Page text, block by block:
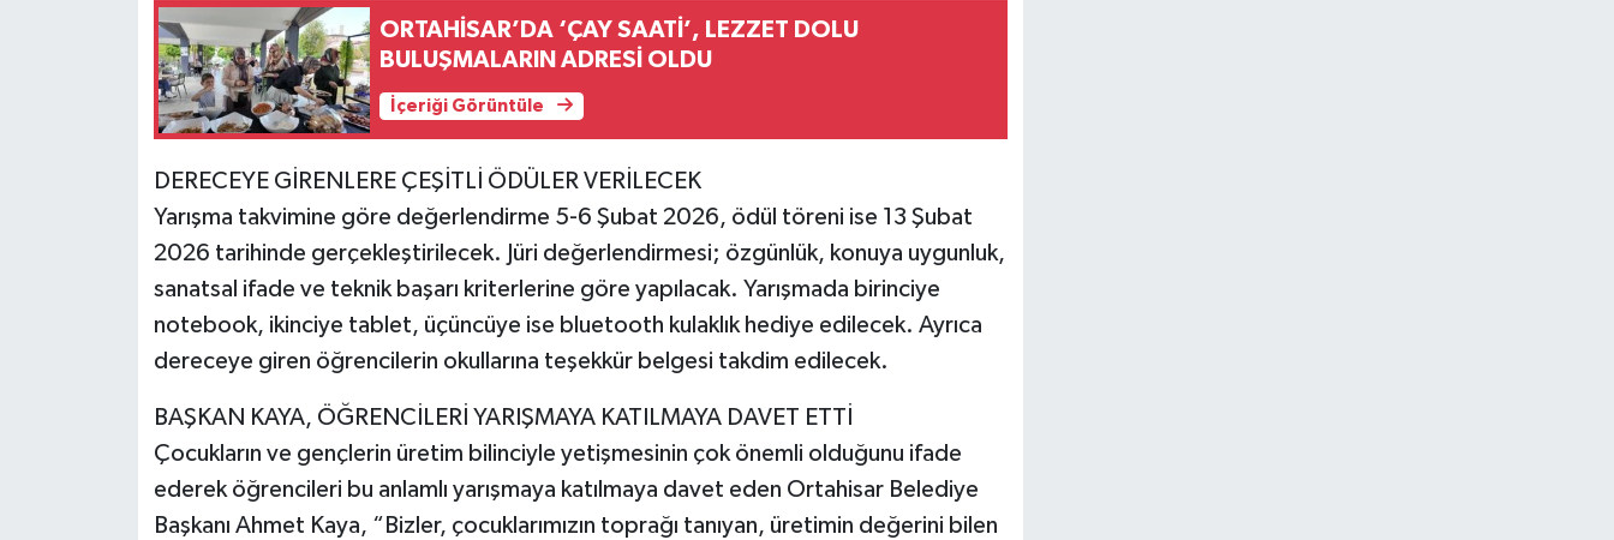
ORTAHİSAR’DA ‘ÇAY SAATİ’, LEZZET DOLU
BULUŞMALARIN ADRESİ OLDU
İçeriği Görüntüle
DERECEYE GİRENLERE ÇEŞİTLİ ÖDÜLER VERİLECEK
Yarışma takvimine göre değerlendirme 5-6 Şubat 2026, ödül töreni ise 13 Şubat
2026 tarihinde gerçekleştirilecek. Jüri değerlendirmesi; özgünlük, konuya uygunluk,
sanatsal ifade ve teknik başarı kriterlerine göre yapılacak. Yarışmada birinciye
notebook, ikinciye tablet, üçüncüye ise bluetooth kulaklık hediye edilecek. Ayrıca
dereceye giren öğrencilerin okullarına teşekkür belgesi takdim edilecek.
BAŞKAN KAYA, ÖĞRENCİLERİ YARIŞMAYA KATILMAYA DAVET ETTİ
Çocukların ve gençlerin üretim bilinciyle yetişmesinin çok önemli olduğunu ifade
ederek öğrencileri bu anlamlı yarışmaya katılmaya davet eden Ortahisar Belediye
Başkanı Ahmet Kaya, “Bizler, çocuklarımızın toprağı tanıyan, üretimin değerini bilen